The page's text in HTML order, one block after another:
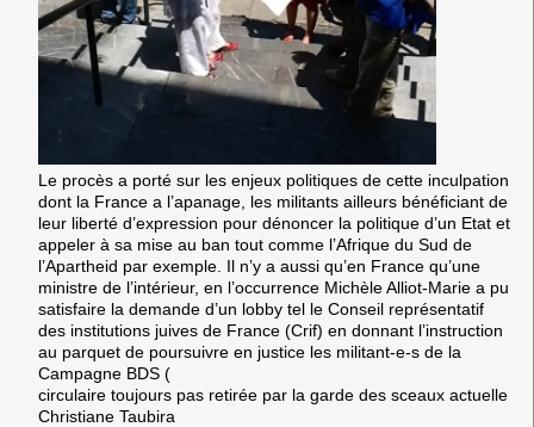
Le procès a porté sur les enjeux politiques de cette inculpation
dont la France a l’apanage, les militants ailleurs bénéficiant de
leur liberté d’expression pour dénoncer la politique d’un Etat et
appeler à sa mise au ban tout comme l’Afrique du Sud de
l’Apartheid par exemple. Il n’y a aussi qu’en France qu’une
ministre de l’intérieur, en l’occurrence Michèle Alliot-Marie a pu
satisfaire la demande d’un lobby tel le Conseil représentatif
des institutions juives de France (Crif) en donnant l’instruction
au parquet de poursuivre en justice les militant-e-s de la
Campagne BDS (
circulaire toujours pas retirée par la garde des sceaux actuelle
Christiane Taubira